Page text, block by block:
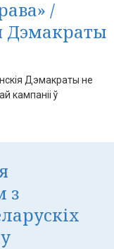
/
Дэмакраты
Дэмакраты не
кампаніі ў
з